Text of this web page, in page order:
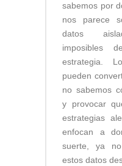
sabemos por
nos parece
datos
imposibles
estrategia.
pueden
no sabemos
y provocar
estrategias
enfocan a
suerte, ya
estos datos